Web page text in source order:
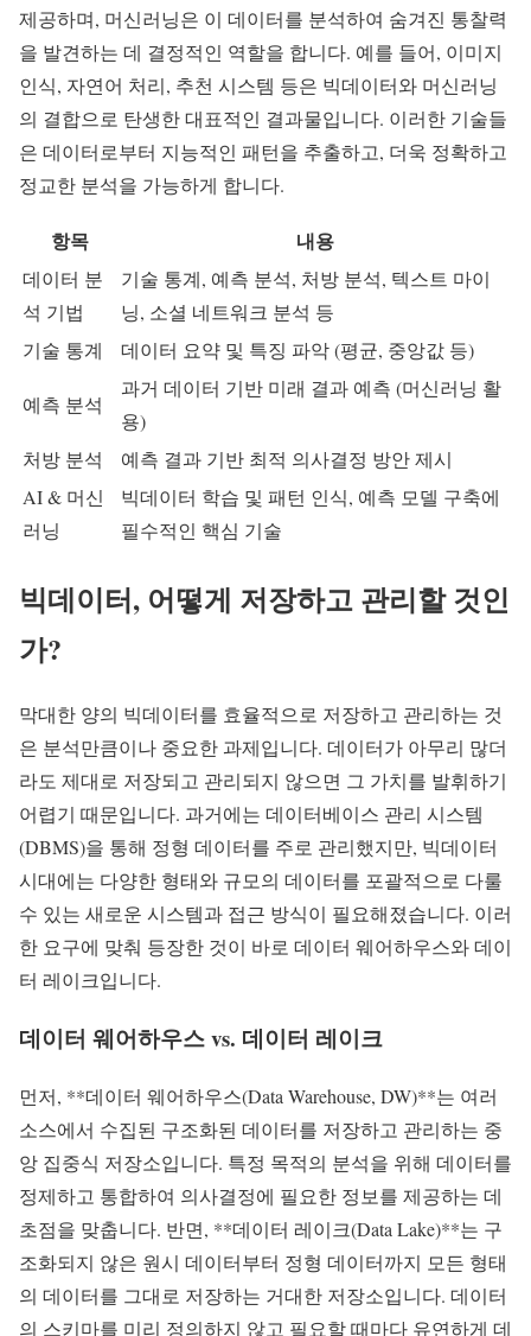
제공하며, 머신러닝은 이 데이터를 분석하여 숨겨진 통찰력
을 발견하는 데 결정적인 역할을 합니다. 예를 들어, 이미지
인식, 자연어 처리, 추천 시스템 등은 빅데이터와 머신러닝
의 결합으로 탄생한 대표적인 결과물입니다. 이러한 기술들
은 데이터로부터 지능적인 패턴을 추출하고, 더욱 정확하고
정교한 분석을 가능하게 합니다.
항목 내용
데이터 분
석 기법
기술 통계, 예측 분석, 처방 분석, 텍스트 마이
닝, 소셜 네트워크 분석 등
기술 통계
데이터 요약 및 특징 파악 (평균, 중앙값 등)
예측 분석
과거 데이터 기반 미래 결과 예측 (머신러닝 활
용)
처방 분석
예측 결과 기반 최적 의사결정 방안 제시
AI & 머신
러닝
빅데이터 학습 및 패턴 인식, 예측 모델 구축에
필수적인 핵심 기술
빅데이터, 어떻게 저장하고 관리할 것인
가?
막대한 양의 빅데이터를 효율적으로 저장하고 관리하는 것
은 분석만큼이나 중요한 과제입니다. 데이터가 아무리 많더
라도 제대로 저장되고 관리되지 않으면 그 가치를 발휘하기
어렵기 때문입니다. 과거에는 데이터베이스 관리 시스템
(DBMS)을 통해 정형 데이터를 주로 관리했지만, 빅데이터
시대에는 다양한 형태와 규모의 데이터를 포괄적으로 다룰
수 있는 새로운 시스템과 접근 방식이 필요해졌습니다. 이러
한 요구에 맞춰 등장한 것이 바로 데이터 웨어하우스와 데이
터 레이크입니다.
데이터 웨어하우스 vs. 데이터 레이크
먼저, **데이터 웨어하우스(Data Warehouse, DW)**는 여러
소스에서 수집된 구조화된 데이터를 저장하고 관리하는 중
앙 집중식 저장소입니다. 특정 목적의 분석을 위해 데이터를
정제하고 통합하여 의사결정에 필요한 정보를 제공하는 데
초점을 맞춥니다. 반면, **데이터 레이크(Data Lake)**는 구
조화되지 않은 원시 데이터부터 정형 데이터까지 모든 형태
의 데이터를 그대로 저장하는 거대한 저장소입니다. 데이터
의 스키마를 미리 정의하지 않고 필요할 때마다 유연하게 데